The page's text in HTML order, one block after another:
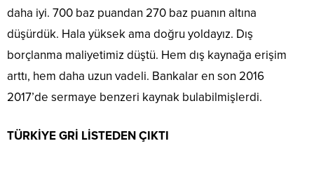
daha iyi. 700 baz puandan 270 baz puanın altına
düşürdük. Hala yüksek ama doğru yoldayız. Dış
borçlanma maliyetimiz düştü. Hem dış kaynağa erişim
arttı, hem daha uzun vadeli. Bankalar en son 2016
2017’de sermaye benzeri kaynak bulabilmişlerdi.
TÜRKİYE GRİ LİSTEDEN ÇIKTI